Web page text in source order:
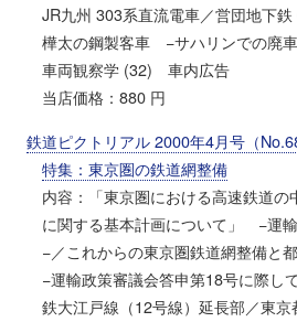
JR九州 303系直流電車／営団地下
樺太の鋼製客車 −サハリンでの廃
車両観察学 (32) 車内広告
当店価格：880 円
鉄道ピクトリアル 2000年4月号（
特集：東京圏の鉄道網整備
内容：「東京圏における高速鉄道
に関する基本計画について」 −運
−／これからの東京圏鉄道網整備と
−運輸政策審議会答申第18号に際し
鉄大江戸線（12号線）延長部／東